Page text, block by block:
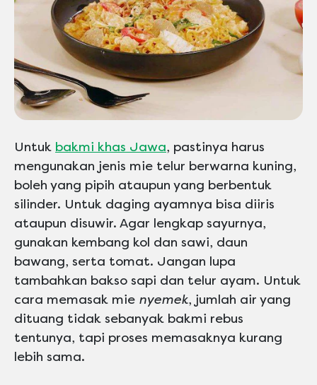
Untuk bakmi khas Jawa, pastinya harus
mengunakan jenis mie telur berwarna kuning,
boleh yang pipih ataupun yang berbentuk
silinder. Untuk daging ayamnya bisa diiris
ataupun disuwir. Agar lengkap sayurnya,
gunakan kembang kol dan sawi, daun
bawang, serta tomat. Jangan lupa
tambahkan bakso sapi dan telur ayam. Untuk
cara memasak mie nyemek, jumlah air yang
dituang tidak sebanyak bakmi rebus
tentunya, tapi proses memasaknya kurang
lebih sama.